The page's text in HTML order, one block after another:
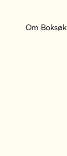
Om Boksøk